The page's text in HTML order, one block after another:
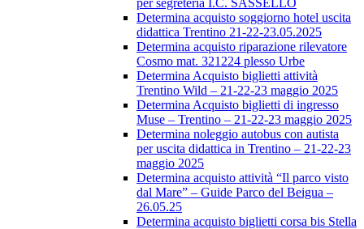
per segreteria I.C. SASSELLO
Determina acquisto soggiorno hotel uscita
didattica Trentino 21-22-23.05.2025
Determina acquisto riparazione rilevatore
Cosmo mat. 321224 plesso Urbe
Determina Acquisto biglietti attività
Trentino Wild – 21-22-23 maggio 2025
Determina Acquisto biglietti di ingresso
Muse – Trentino – 21-22-23 maggio 2025
Determina noleggio autobus con autista
per uscita didattica in Trentino – 21-22-23
maggio 2025
Determina acquisto attività “Il parco visto
dal Mare” – Guide Parco del Beigua –
26.05.25
Determina acquisto biglietti corsa bis Stella